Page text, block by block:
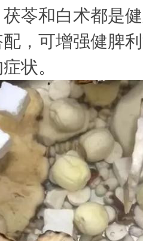
苓和白术都是
，可增强健脾
状。